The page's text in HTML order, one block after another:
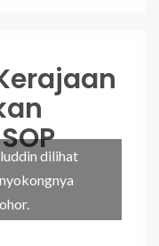
dilihat